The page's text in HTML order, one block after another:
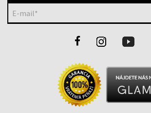
E-mail*